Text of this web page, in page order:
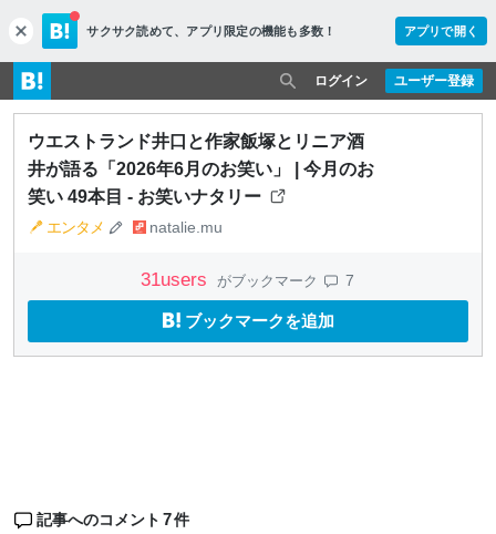
c
l
o
s
e
サクサク読めて、 アプリ限定の機能も多数！ アプリで開く
ユーザー登録
ログイン
ウエストランド井口と作家飯塚とリニア酒
井が語る「2026年6月のお笑い」 | 今月のお
笑い 49本目 - お笑いナタリー
エンタメ natalie.mu
31users がブックマーク 7
ブックマークを追加
記事へのコメント 7件